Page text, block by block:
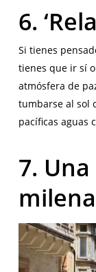
6.
Si tienes
tienes que ir sí
atmósfera de
tumbarse al sol
pacíficas aguas
7.